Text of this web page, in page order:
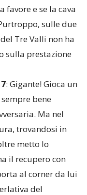
favore e se la cava
sulle due
Tre Valli non ha
sulla prestazione
: Gigante! Gioca un
bene
Ma nel
trovandosi in
metto lo
il recupero con
al corner da lui
del